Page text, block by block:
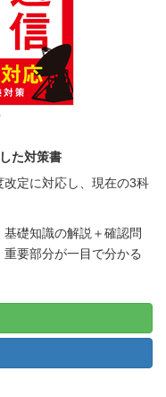
た対策書
定に対応し、現在の3科
礎知識の解説＋確認問
要部分が一目で分かる